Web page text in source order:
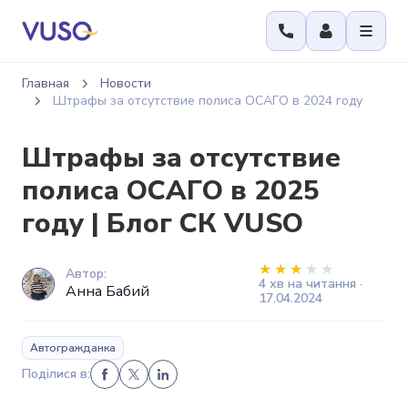
Главная
Новости
Штрафы за отсутствие полиса ОСАГО в 2024 году
Штрафы за отсутствие
полиса ОСАГО в 2025
году | Блог СК VUSO
Автор:
Анна Бабий
4 хв на читання ·
17.04.2024
Автогражданка
Поділися в: